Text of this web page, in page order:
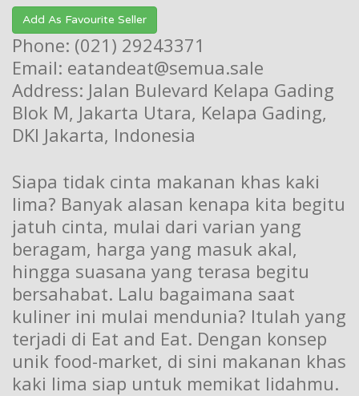
Add As Favourite Seller
Phone: (021) 29243371
Email: eatandeat@semua.sale
Address: Jalan Bulevard Kelapa Gading
Blok M, Jakarta Utara, Kelapa Gading,
DKI Jakarta, Indonesia
Siapa tidak cinta makanan khas kaki
lima? Banyak alasan kenapa kita begitu
jatuh cinta, mulai dari varian yang
beragam, harga yang masuk akal,
hingga suasana yang terasa begitu
bersahabat. Lalu bagaimana saat
kuliner ini mulai mendunia? Itulah yang
terjadi di Eat and Eat. Dengan konsep
unik food-market, di sini makanan khas
kaki lima siap untuk memikat lidahmu.